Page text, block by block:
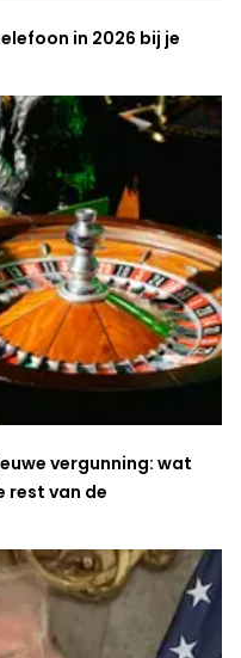
in 2026 bij je
vergunning: wat
rest van de